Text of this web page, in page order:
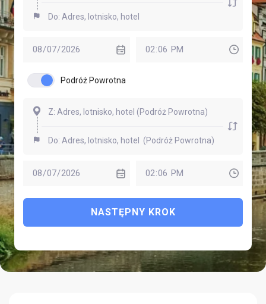
Podróż Powrotna
NASTĘPNY KROK